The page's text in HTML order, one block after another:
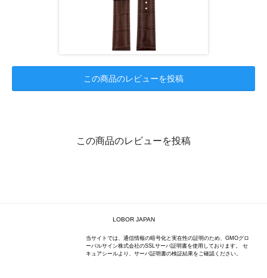
この商品のレビューを投稿
この商品のレビューを投稿
LOBOR JAPAN
当サイトでは、通信情報の暗号化と実在性の証明のため、GMOグロ
ーバルサイン株式会社のSSLサーバ証明書を使用しております。 セ
キュアシールより、サーバ証明書の検証結果をご確認ください。